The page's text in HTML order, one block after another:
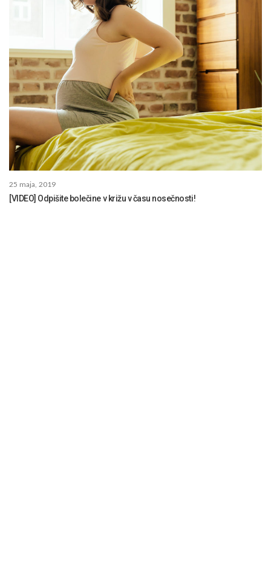
25 maja, 2019
[VIDEO] Odpišite bolečine v križu v času nosečnosti!